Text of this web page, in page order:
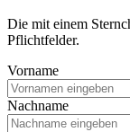
Die mit einem
Pflichtfelder.
Vorname
Nachname